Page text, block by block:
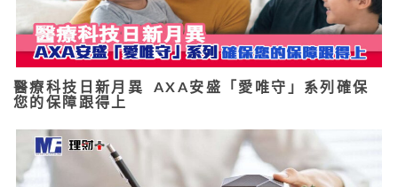
醫療科技日新月異 AXA安盛「愛唯守」系列確保
您的保障跟得上